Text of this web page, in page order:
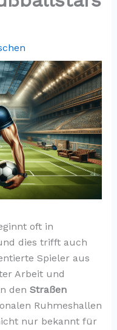
oft in
dies trifft auch
Spieler aus
Arbeit und
den Straßen
Ruhmeshallen
nur bekannt für